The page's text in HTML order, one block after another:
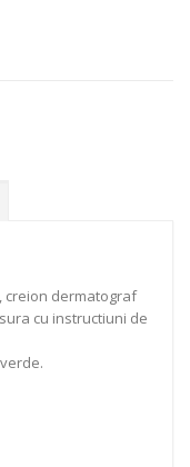
creion dermatograf
cu instructiuni de